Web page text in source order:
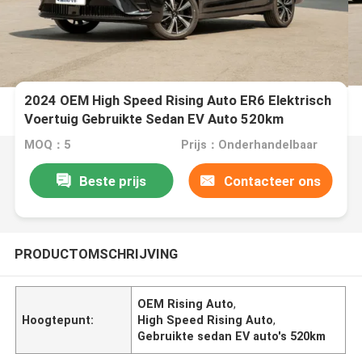
2024 OEM High Speed Rising Auto ER6 Elektrisch
Voertuig Gebruikte Sedan EV Auto 520km
MOQ：5 Prijs：Onderhandelbaar
Beste prijs Contacteer ons
PRODUCTOMSCHRIJVING
Hoogtepunt:
OEM Rising Auto,
High Speed Rising Auto,
Gebruikte sedan EV auto's 520km